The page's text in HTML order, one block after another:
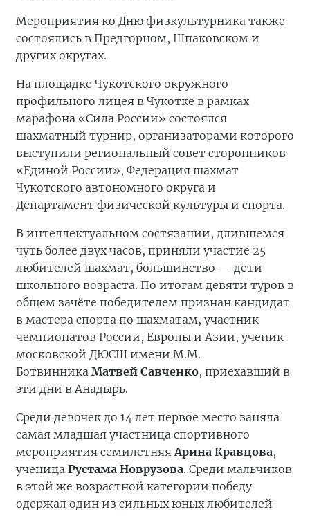
Мероприятия ко Дню физкультурника также
состоялись в Предгорном, Шпаковском и
других округах.
На площадке Чукотского окружного
профильного лицея в Чукотке в рамках
марафона «Сила России» состоялся
шахматный турнир, организаторами которого
выступили региональный совет сторонников
«Единой России», Федерация шахмат
Чукотского автономного округа и
Департамент физической культуры и спорта.
В интеллектуальном состязании, длившемся
чуть более двух часов, приняли участие 25
любителей шахмат, большинство — дети
школьного возраста. По итогам девяти туров в
общем зачёте победителем признан кандидат
в мастера спорта по шахматам, участник
чемпионатов России, Европы и Азии, ученик
московской ДЮСШ имени М.М.
Ботвинника Матвей Савченко, приехавший в
эти дни в Анадырь.
Среди девочек до 14 лет первое место заняла
самая младшая участница спортивного
мероприятия семилетняяАрина Кравцова,
ученица Рустама Новрузова. Среди мальчиков
в этой же возрастной категории победу
одержал один из сильных юных любителей